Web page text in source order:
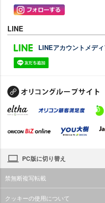
LINE
LINEアカウントメデ
PC版に切り替え
禁無断複写転載
クッキーの使用について